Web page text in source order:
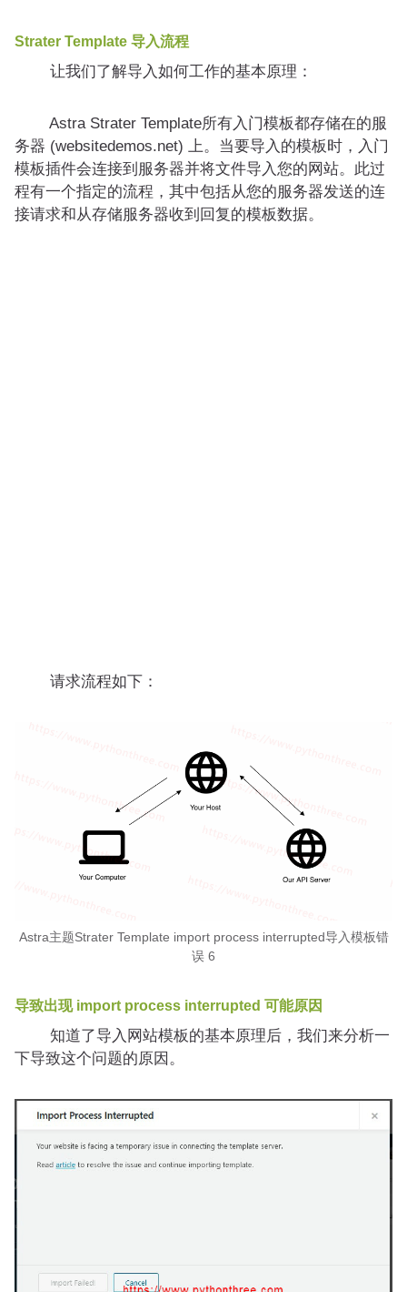
Strater Template 导入流程
让我们了解导入如何工作的基本原理：
Astra Strater Template所有入门模板都存储在的服
务器 (websitedemos.net) 上。当要导入的模板时，入门
模板插件会连接到服务器并将文件导入您的网站。此过
程有一个指定的流程，其中包括从您的服务器发送的连
接请求和从存储服务器收到回复的模板数据。
请求流程如下：
Astra主题Strater Template import process interrupted导入模板错
误 6
导致出现 import process interrupted 可能原因
知道了导入网站模板的基本原理后，我们来分析一
下导致这个问题的原因。